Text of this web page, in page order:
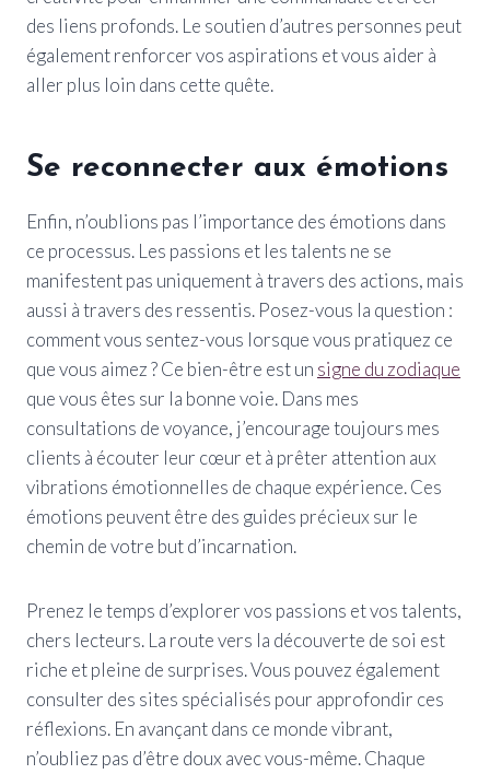
des liens profonds. Le soutien d’autres personnes peut
également renforcer vos aspirations et vous aider à
aller plus loin dans cette quête.
Se reconnecter aux émotions
Enfin, n’oublions pas l’importance des émotions dans
ce processus. Les passions et les talents ne se
manifestent pas uniquement à travers des actions, mais
aussi à travers des ressentis. Posez-vous la question :
comment vous sentez-vous lorsque vous pratiquez ce
que vous aimez ? Ce bien-être est un signe du zodiaque
que vous êtes sur la bonne voie. Dans mes
consultations de voyance, j’encourage toujours mes
clients à écouter leur cœur et à prêter attention aux
vibrations émotionnelles de chaque expérience. Ces
émotions peuvent être des guides précieux sur le
chemin de votre but d’incarnation.
Prenez le temps d’explorer vos passions et vos talents,
chers lecteurs. La route vers la découverte de soi est
riche et pleine de surprises. Vous pouvez également
consulter des sites spécialisés pour approfondir ces
réflexions. En avançant dans ce monde vibrant,
n’oubliez pas d’être doux avec vous-même. Chaque